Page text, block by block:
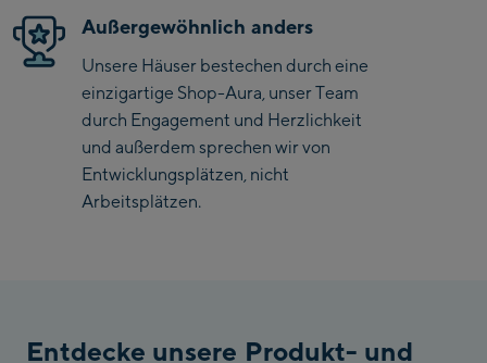
Saalbach Ski-Service
Center
Viehhofen Talstation
/Valley station
Salzburg:
McArthurGlen
Designer Outlet
/ Valley station
Außergewöhnlich anders
Unsere Häuser bestechen durch eine
einzigartige Shop-Aura, unser Team
durch Engagement und Herzlichkeit
und außerdem sprechen wir von
Entwicklungsplätzen, nicht
Arbeitsplätzen.
Entdecke unsere Produkt- und